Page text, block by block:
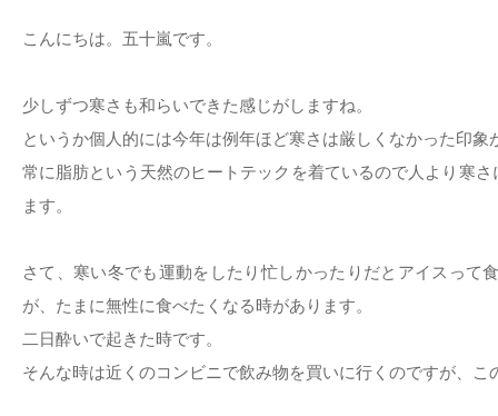
こんにちは。五十嵐です。
少しずつ寒さも和らいできた感じがしますね。
というか個人的には今年は例年ほど寒さは厳しくなかった印
常に脂肪という天然のヒートテックを着ているので人より寒
ます。
さて、寒い冬でも運動をしたり忙しかったりだとアイスっ
が、たまに無性に食べたくなる時があります。
二日酔いで起きた時です。
そんな時は近くのコンビニで飲み物を買いに行くのですが、